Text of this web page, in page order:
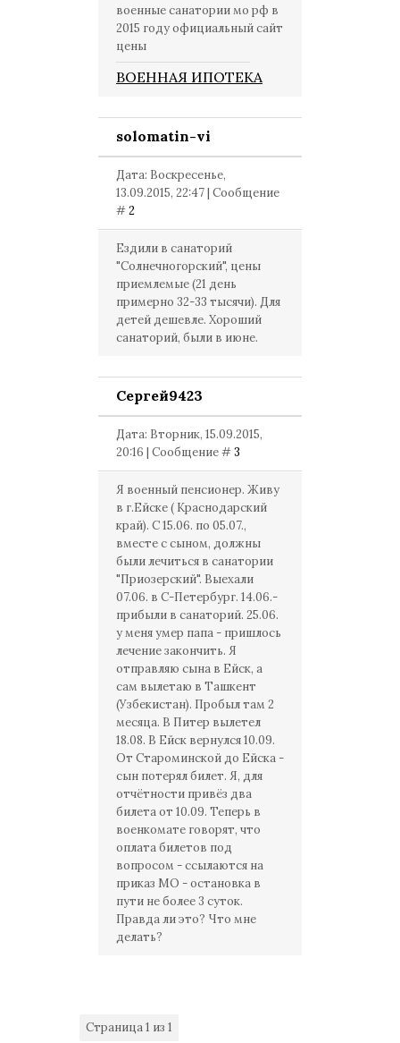
военные санатории мо рф в
2015 году официальный сайт
цены
ВОЕННАЯ ИПОТЕКА
solomatin-vi
Дата: Воскресенье,
13.09.2015, 22:47 | Сообщение
#2
Ездили в санаторий
"Солнечногорский", цены
приемлемые (21 день
примерно 32-33 тысячи). Для
детей дешевле. Хороший
санаторий, были в июне.
Сергей9423
Дата: Вторник, 15.09.2015,
20:16 | Сообщение #3
Я военный пенсионер. Живу
в г.Ейске ( Краснодарский
край). С 15.06. по 05.07.,
вместе с сыном, должны
были лечиться в санатории
"Приозерский". Выехали
07.06. в С-Петербург. 14.06.-
прибыли в санаторий. 25.06.
у меня умер папа - пришлось
лечение закончить. Я
отправляю сына в Ейск, а
сам вылетаю в Ташкент
(Узбекистан). Пробыл там 2
месяца. В Питер вылетел
18.08. В Ейск вернулся 10.09.
От Староминской до Ейска -
сын потерял билет. Я, для
отчётности привёз два
билета от 10.09. Теперь в
военкомате говорят, что
оплата билетов под
вопросом - ссылаются на
приказ МО - остановка в
пути не более 3 суток.
Правда ли это? Что мне
делать?
Страница1 из 1